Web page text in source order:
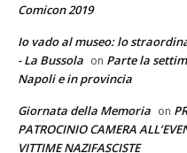
Comicon 2019
Io vado al museo: lo
- La Bussola on Parte la
Napoli e in provincia
Giornata della Memoria on
PATROCINIO CAMERA
VITTIME NAZIFASCISTE